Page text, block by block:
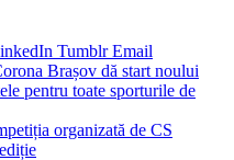
Tumblr Email
Brașov dă start noului
pentru toate sporturile de
organizată de CS